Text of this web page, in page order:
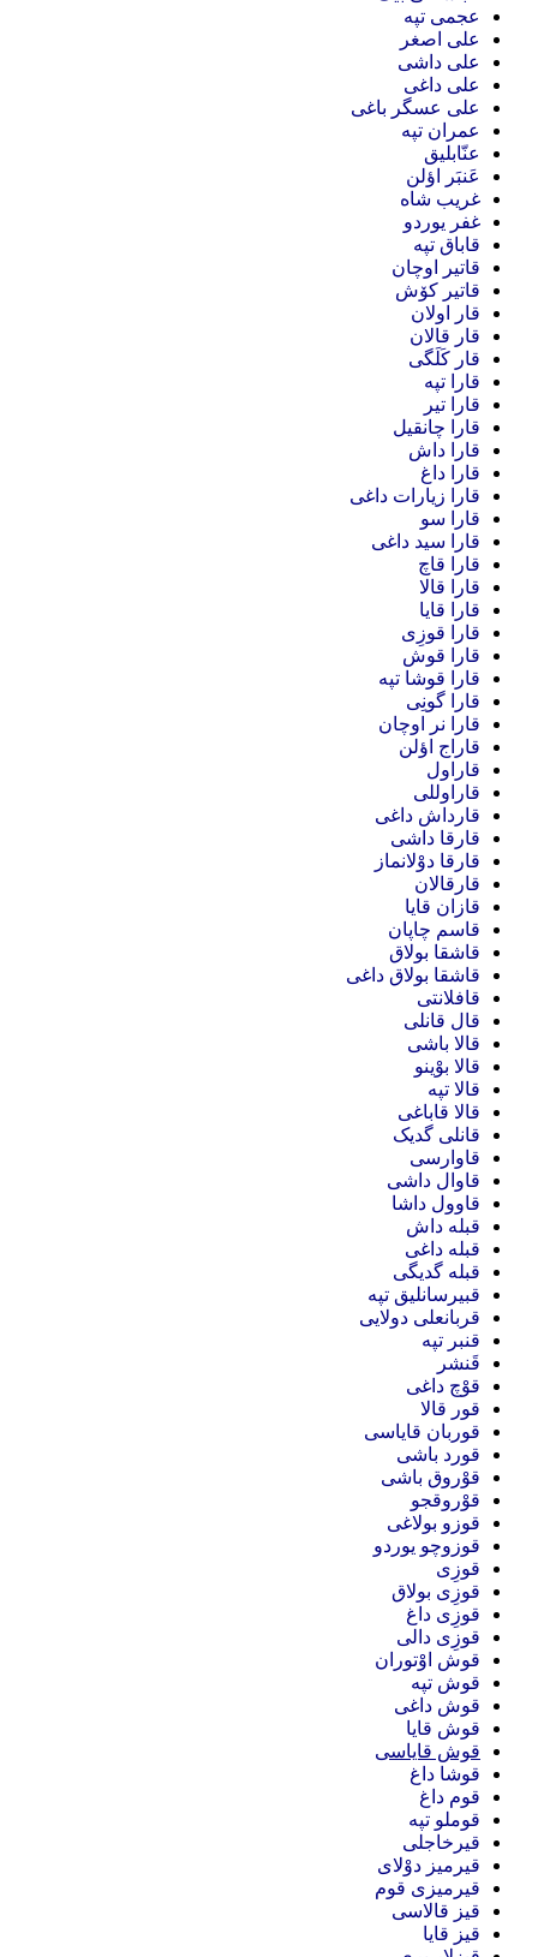
عجمی تپه
علی اصغر
علی داشی
علی داغی
علی عسگر باغی
عمران تپه
عنّابلیق
عَنبَر اؤلن
غریب شاه
غفر یوردو
قاباق تپه
قاتیر اوچان
قاتیر کۆش
قار اولان
قار قالان
قار کَلَگی
قارا تپه
قارا تیر
قارا چانقیل
قارا داش
قارا داغ
قارا زیارات داغی
قارا سو
قارا سید داغی
قارا قاچ
قارا قالا
قارا قایا
قارا قوزِی
قارا قوش
قارا قوشا تپه
قارا گونِی
قارا نر اوچان
قاراج اؤلن
قاراول
قاراوللی
قارداش داغی
قارقا داشی
قارقا دوْلانماز
قارقالان
قازان قایا
قاسم چاپان
قاشقا بولاق
قاشقا بولاق داغی
قافلانتی
قال قانلی
قالا باشی
قالا بوْینو
قالا تپه
قالا قاباغی
قانلی گدیک
قاوارسی
قاوال داشی
قاوول داشا
قبله داش
قبله داغی
قبله گدیگی
قبیرسانلیق تپه
قربانعلی دولایی
قنبر تپه
قَنشر
قوْچ داغی
قور قالا
قوربان قایاسی
قورد باشی
قوْروق باشی
قوْروقجو
قوزو بولاغی
قوزوچو یوردو
قوزِی
قوزِی بولاق
قوزِی داغ
قوزِی دالی
قوش اوْتوران
قوش تپه
قوش داغی
قوش قایا
قوش قایاسی
قوشا داغ
قوم داغ
قوملو تپه
قیرخاجلی
قیرمیز دوْلای
قیرمیزی قوم
قیز قالاسی
قیز قایا